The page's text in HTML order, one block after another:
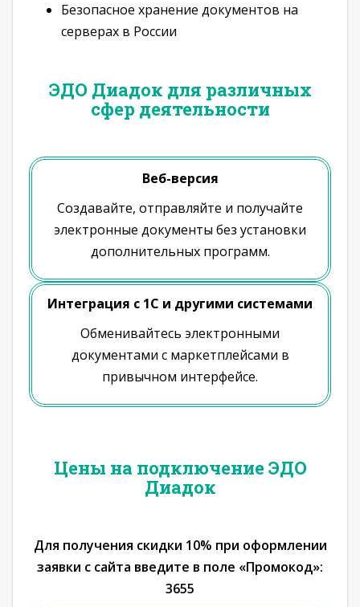
Безопасное хранение документов на
серверах в России
ЭДО Диадок для различных
сфер деятельности
Веб-версия
Создавайте, отправляйте и получайте
электронные документы без установки
дополнительных программ.
Интеграция с 1С и другими системами
Обменивайтесь электронными
документами с маркетплейсами в
привычном интерфейсе.
Цены на подключение ЭДО
Диадок
Для получения скидки 10% при оформлении
заявки с сайта введите в поле «Промокод»:
3655